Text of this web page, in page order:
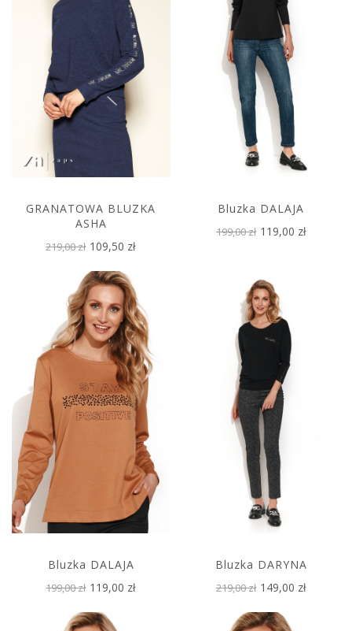
GRANATOWA BLUZKA
ASHA
219,00 zł 109,50 zł
Bluzka DALAJA
199,00 zł 119,00 zł
Bluzka DALAJA
199,00 zł 119,00 zł
Bluzka DARYNA
219,00 zł 149,00 zł